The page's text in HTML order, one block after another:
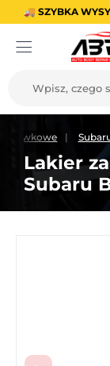
🚚 SZYBKA
Lakier
Subaru